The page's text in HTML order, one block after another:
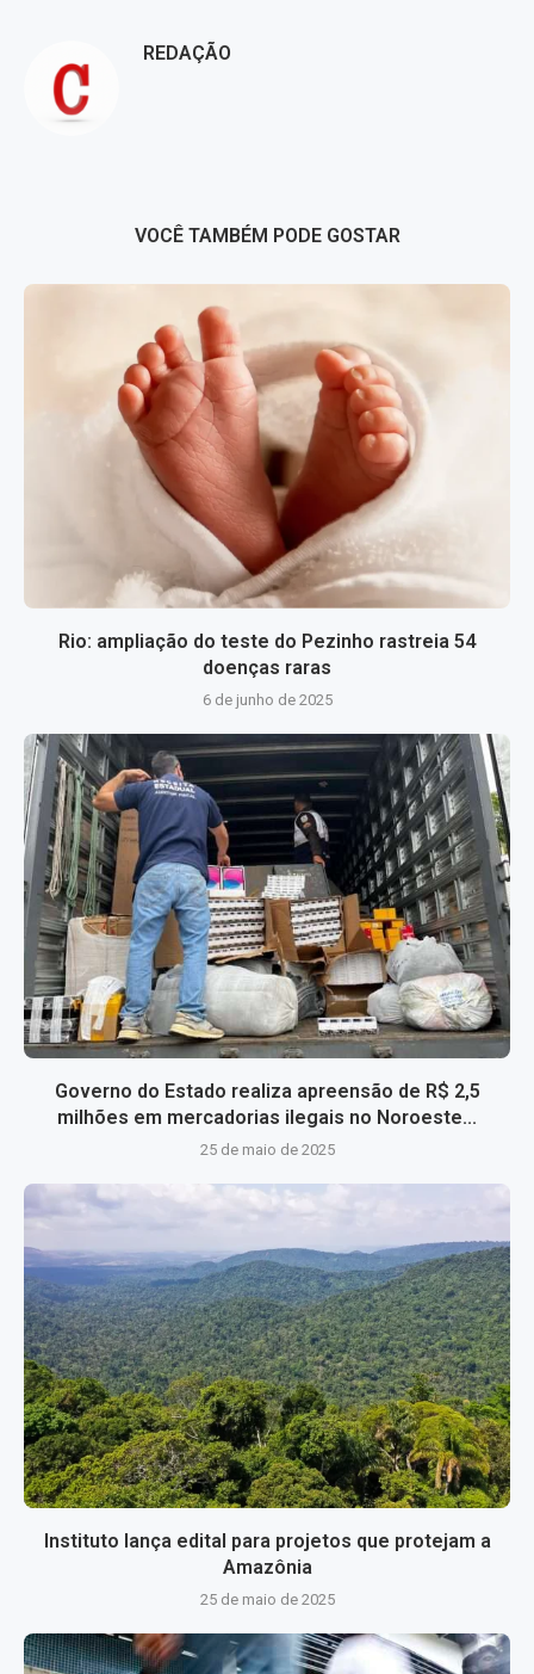
REDAÇÃO
VOCÊ TAMBÉM PODE GOSTAR
Rio: ampliação do teste do Pezinho rastreia 54
doenças raras
6 de junho de 2025
Governo do Estado realiza apreensão de R$ 2,5
milhões em mercadorias ilegais no Noroeste...
25 de maio de 2025
Instituto lança edital para projetos que protejam a
Amazônia
25 de maio de 2025